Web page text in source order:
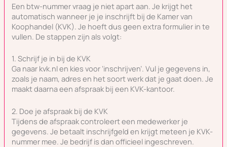
Een btw-nummer vraag je niet apart aan. Je krijgt het
automatisch wanneer je je inschrijft bij de Kamer van
Koophandel (KVK). Je hoeft dus geen extra formulier in te
vullen. De stappen zijn als volgt:
1. Schrijf je in bij de KVK
Ga naar kvk.nl en kies voor ‘inschrijven’. Vul je gegevens in,
zoals je naam, adres en het soort werk dat je gaat doen. Je
maakt daarna een afspraak bij een KVK-kantoor.
2. Doe je afspraak bij de KVK
Tijdens de afspraak controleert een medewerker je
gegevens. Je betaalt inschrijfgeld en krijgt meteen je KVK-
nummer mee. Je bedrijf is dan officieel ingeschreven.